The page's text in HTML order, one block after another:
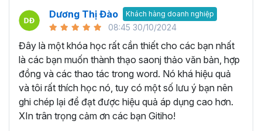
Word là công cụ chính để soạn thảo văn bản chuyên
nghiệp trong nhiều ngành nghề khác nhau như luật, kế
toán, giáo dục, hành chính và nhiều lĩnh vực khác. Với
Microsoft Word, người dùng có thể tạo ra các tài liệu
chuyên nghiệp như bài luận, báo cáo, bài giảng, tài liệu
giáo dục, bài kiểm tra và hợp đồng.
Tạo biểu đồ và làm báo cáo:
Microsoft Word cung cấp
các tính năng cho phép bạn tạo biển đồ và làm báo cáo,
giúp dữ liệu được hiển thị rõ ràng và trực quan nhất, từ đó
Dương Thị Đào Khách hàng doanh nghiệp
08:45 30/10/2024
Đây là một khóa học rất cần thiết cho các bạn nhất
là các bạn muốn thành thạo saonj thảo văn bản, hợp
đồng và các thao tác trong word. Nó khá hiệu quả
và tôi rất thích học nó, tuy có một số lưu ý bạn nên
ghi chép lại để đạt được hiệu quả áp dụng cao hơn.
XIn trân trọng cảm ơn các bạn Gitiho!